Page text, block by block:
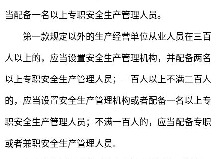
当配备一名以上专职安全生产管理人员。
第一款规定以外的生产经营单位从业人员在三百
人以上的，应当设置安全生产管理机构，并配备两名
以上专职安全生产管理人员；一百人以上不满三百人
的，应当设置安全生产管理机构或者配备一名以上专
职安全生产管理人员；不满一百人的，应当配备专职
或者兼职安全生产管理人员。